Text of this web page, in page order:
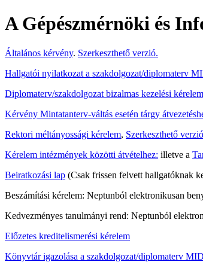
A Gépészmérnöki és
Általános kérvény. Szerkeszthető verzió.
Hallgatói nyilatkozat a szakdolgozat/diplomaterv
Diplomaterv/szakdolgozat bizalmas kezelési kérelem
Kérvény Mintatanterv-váltás esetén tárgy
Rektori méltányossági kérelem, Szerkeszthető verzió
Kérelem intézmények közötti átvételhez: illetve a
Beiratkozási lap (Csak frissen felvett hallgatóknak
Beszámítási kérelem: Neptunból elektronikusan
Kedvezményes tanulmányi rend: Neptunból
Előzetes kreditelismerési kérelem
Könyvtár igazolása a szakdolgozat/diplomaterv